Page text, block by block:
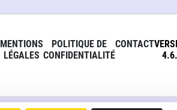
MENTIONS
LÉGALES
POLITIQUE DE
CONFIDENTIALITÉ
CONTACT